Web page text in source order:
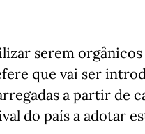
serem
que vai ser
a partir de
do país a adotar